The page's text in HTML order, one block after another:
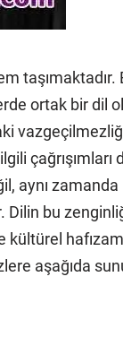
ortak bir dil
çağrışımları
aynı zamanda
Dilin bu
aşağıda